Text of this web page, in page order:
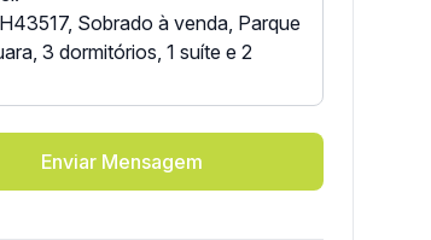
Enviar Mensagem